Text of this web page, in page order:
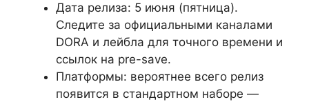
Дата релиза: 5 июня (пятница).
Следите за официальными каналами
DORA и лейбла для точного времени и
ссылок на pre-save.
Платформы: вероятнее всего релиз
появится в стандартном наборе —